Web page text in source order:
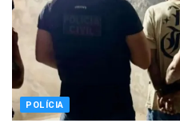
POLÍCIA